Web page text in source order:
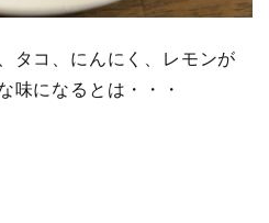
タコ、にんにく、レモンが
味になるとは・・・